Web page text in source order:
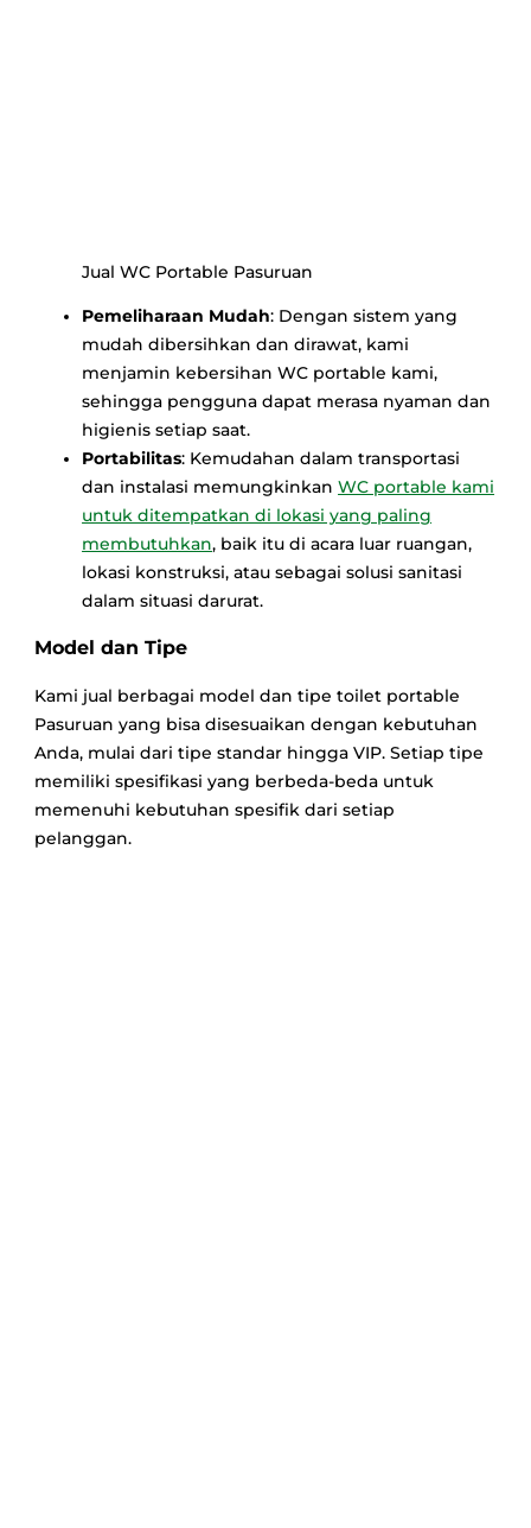
Jual WC Portable Pasuruan
Pemeliharaan Mudah: Dengan sistem yang
mudah dibersihkan dan dirawat, kami
menjamin kebersihan WC portable kami,
sehingga pengguna dapat merasa nyaman dan
higienis setiap saat.
Portabilitas: Kemudahan dalam transportasi
dan instalasi memungkinkanWC portable kami
untuk ditempatkan di lokasi yang paling
membutuhkan, baik itu di acara luar ruangan,
lokasi konstruksi, atau sebagai solusi sanitasi
dalam situasi darurat.
Model dan Tipe
Kami jual berbagai model dan tipe toilet portable
Pasuruan yang bisa disesuaikan dengan kebutuhan
Anda, mulai dari tipe standar hingga VIP. Setiap tipe
memiliki spesifikasi yang berbeda-beda untuk
memenuhi kebutuhan spesifik dari setiap
pelanggan.